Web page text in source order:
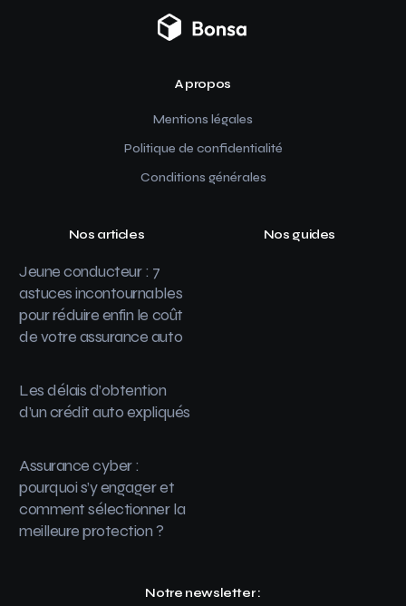
A propos
Mentions légales
Politique de confidentialité
Conditions générales
Nos articles
Jeune conducteur : 7
astuces incontournables
pour réduire enfin le coût
de votre assurance auto
Les délais d’obtention
d’un crédit auto expliqués
Assurance cyber :
pourquoi s’y engager et
comment sélectionner la
meilleure protection ?
Nos guides
Notre newsletter :